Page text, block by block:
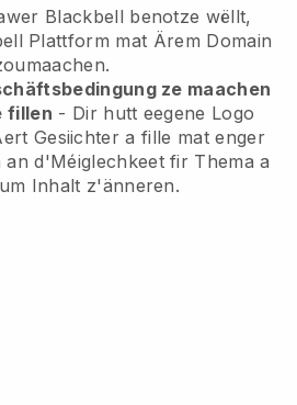
Blackbell benotze wëllt,
Plattform mat Ärem Domain
ze maachen
fillen - Dir hutt eegene Logo
Gesiichter a fille mat enger
d'Méiglechkeet fir Thema a
Inhalt z'änneren.